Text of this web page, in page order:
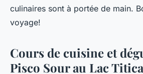
culinaires sont à portée de main.
voyage!
Cours de cuisine et
Pisco Sour au Lac